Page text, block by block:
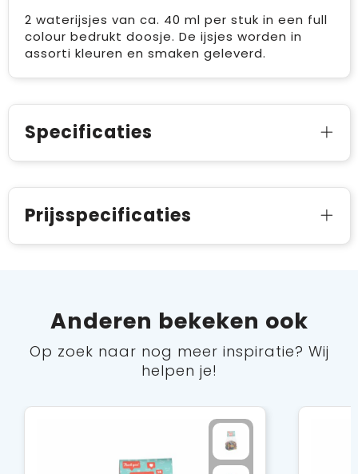
2 waterijsjes van ca. 40 ml per stuk in een full
colour bedrukt doosje. De ijsjes worden in
assorti kleuren en smaken geleverd.
Specificaties
Prijsspecificaties
Anderen bekeken ook
Op zoek naar nog meer inspiratie? Wij
helpen je!